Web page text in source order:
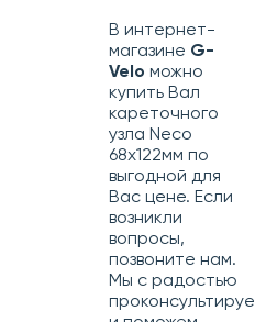
В интернет-
магазине G-
Velo можно
купить Вал
кареточного
узла Neco
68х122мм по
выгодной для
Вас цене. Если
возникли
вопросы,
позвоните нам.
Мы с радостью